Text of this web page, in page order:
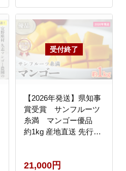
【2026年発送】県知事
賞受賞 サンフルーツ
糸満 マンゴー優品
約1kg 産地直送 先行予
アップル アーウィン種
21,000円